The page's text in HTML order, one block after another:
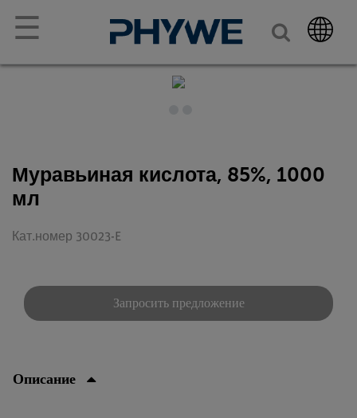
☰
Муравьиная кислота, 85%, 1000
мл
Кат.номер 30023-E
Запросить предложение
Описание